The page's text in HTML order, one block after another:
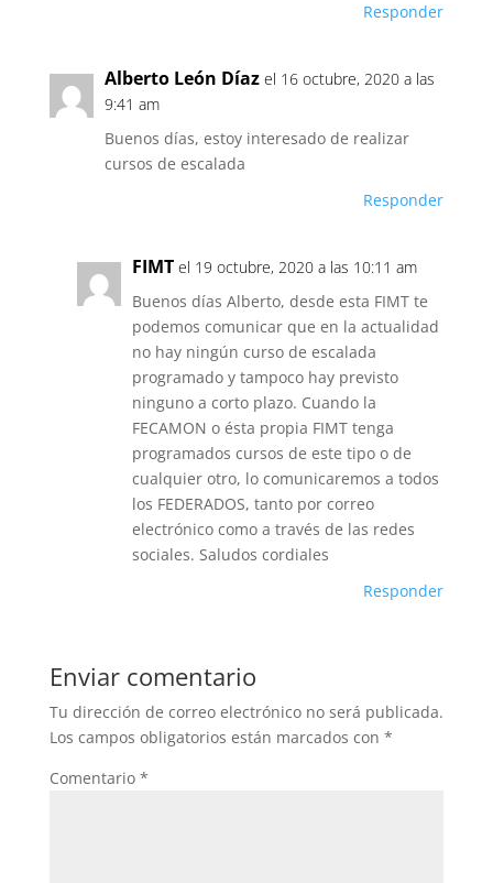
Responder
Alberto León Díaz el 16 octubre, 2020 a las
9:41 am
Buenos días, estoy interesado de realizar
cursos de escalada
Responder
FIMT el 19 octubre, 2020 a las 10:11 am
Buenos días Alberto, desde esta FIMT te
podemos comunicar que en la actualidad
no hay ningún curso de escalada
programado y tampoco hay previsto
ninguno a corto plazo. Cuando la
FECAMON o ésta propia FIMT tenga
programados cursos de este tipo o de
cualquier otro, lo comunicaremos a todos
los FEDERADOS, tanto por correo
electrónico como a través de las redes
sociales. Saludos cordiales
Responder
Enviar comentario
Tu dirección de correo electrónico no será publicada.
Los campos obligatorios están marcados con *
Comentario *